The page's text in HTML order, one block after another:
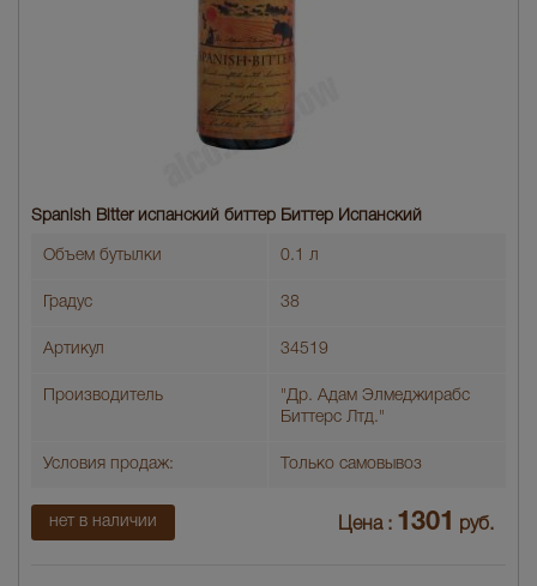
Spanish Bitter испанский биттер Биттер Испанский
Объем бутылки 0.1 л
Градус 38
Артикул 34519
Производитель
"Др. Адам Элмеджирабс
Биттерс Лтд."
Условия продаж: Только самовывоз
нет в наличии Цена : 1301 руб.